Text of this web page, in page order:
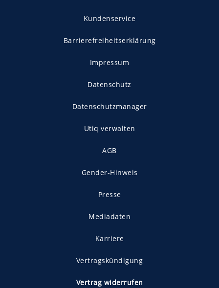
Kundenservice
Barrierefreiheitserklärung
Impressum
Datenschutz
Datenschutzmanager
Utiq verwalten
AGB
Gender-Hinweis
Presse
Mediadaten
Karriere
Vertragskündigung
Vertrag widerrufen